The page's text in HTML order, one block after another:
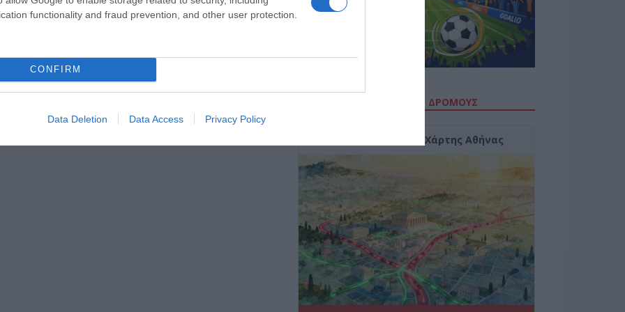
functionality and fraud prevention, and other user protection.
CONFIRM
Data Deletion Data Access Privacy Policy
ΔΕΙΤΕ ΤΗΝ ΚΙΝΗΣΗ ΣΤΟΥΣ ΔΡΌΜΟΥΣ
Κίνηση Τώρα: Live Χάρτης Αθήνας